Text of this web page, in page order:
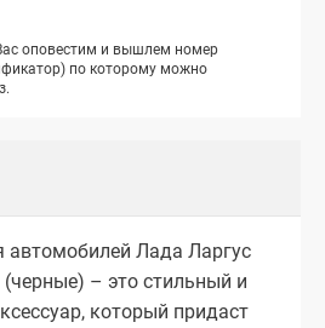
оповестим и вышлем номер
по которому можно
Лада Ларгус
(черные) – это стильный и
который придаст